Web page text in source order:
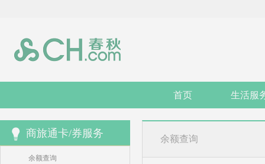
首页 生活服
商旅通卡/券服务
余额查询
余额查询